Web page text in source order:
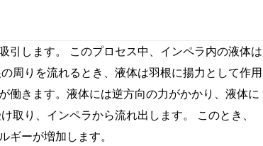
引します。 このプロセス中、インペラ内の液体は
周りを流れるとき、液体は羽根に揚力として作用
働きます。液体には逆方向の力がかかり、液体に
取り、インペラから流れ出します。 このとき、
ーが増加します。